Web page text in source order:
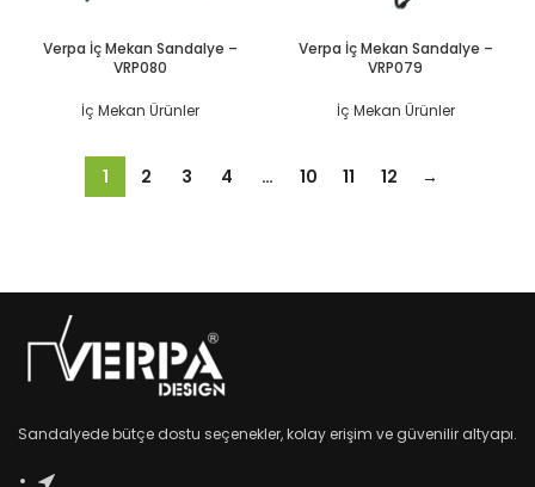
Verpa İç Mekan Sandalye –
VRP080
İç Mekan Ürünler
Verpa İç Mekan Sandalye –
VRP079
İç Mekan Ürünler
1 2 3 4 … 10 11 12 →
Sandalyede bütçe dostu seçenekler, kolay erişim ve güvenilir altyapı.